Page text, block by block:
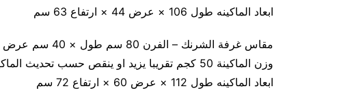
ابعاد الماكينه طول 106 × عرض 44 × ارتفاع 63 سم
مقاس غرفة الشرنك – الفرن 80 سم طول × 40 سم عرض × 20 سم ارتفاع
وزن الماكينة 50 كجم تقريبا يزيد او ينقص حسب تحديث الماكينة
ابعاد الماكينه طول 112 × عرض 60 × ارتفاع 72 سم